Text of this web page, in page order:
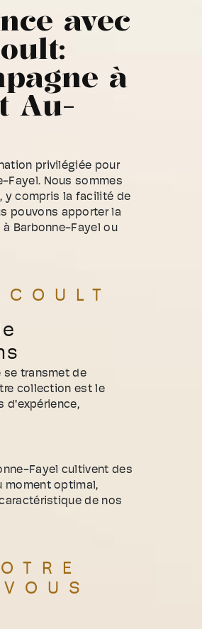
avec
à
Au-
privilégiée pour
Fayel. Nous sommes
y compris la facilité de
pouvons apporter la
Barbonne-Fayel ou
se transmet de
collection est le
d'expérience,
Fayel cultivent des
moment optimal,
de nos